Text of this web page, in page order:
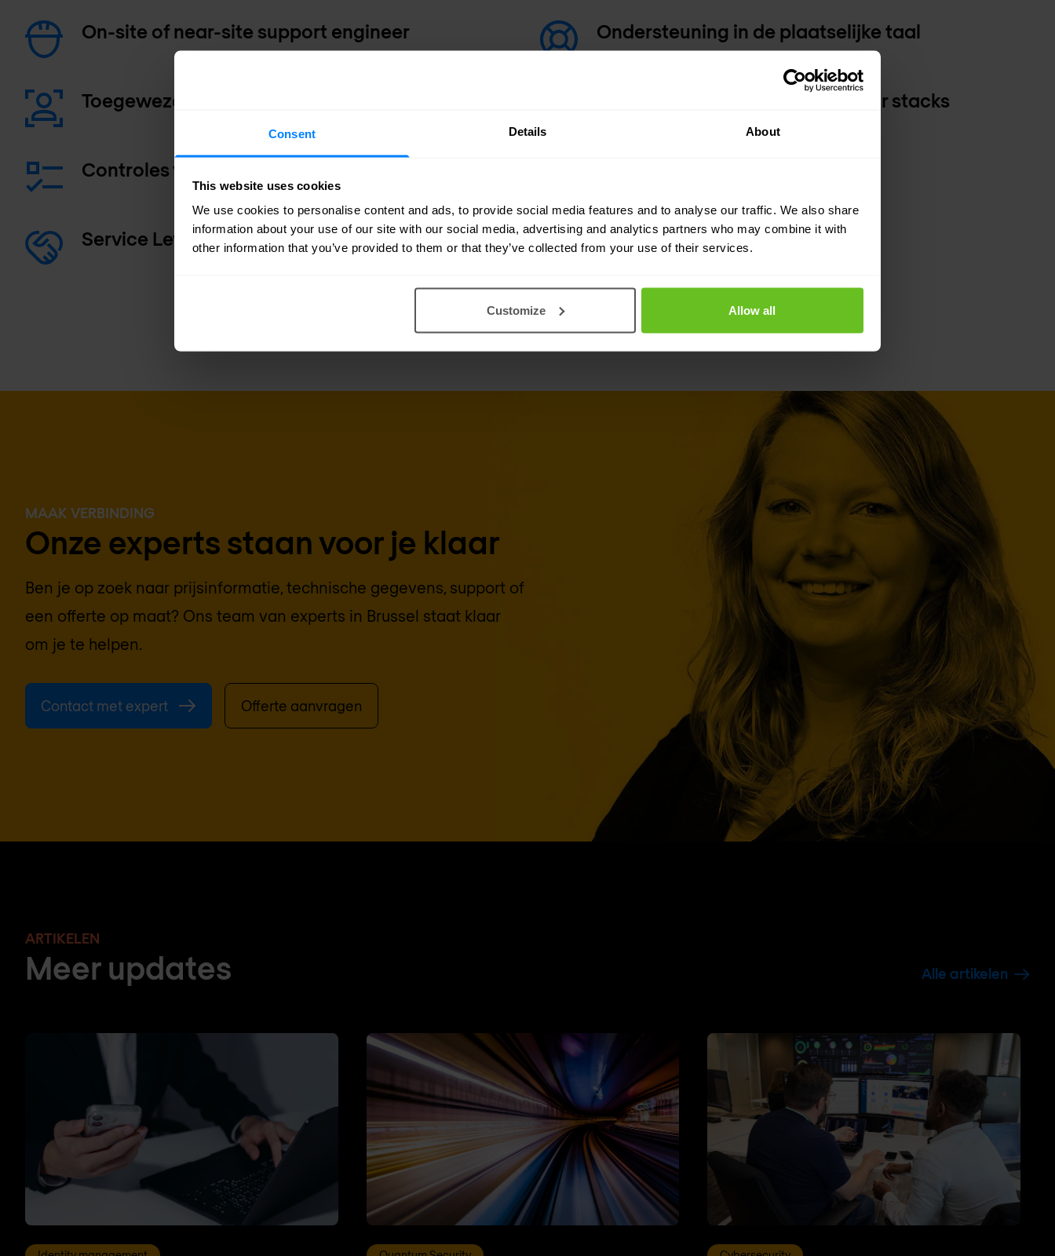
Consent Details About
This website uses cookies
We use cookies to personalise content and ads, to provide social media features and to analyse our traffic. We also share
information about your use of our site with our social media, advertising and analytics partners who may combine it with
other information that you’ve provided to them or that they’ve collected from your use of their services.
Customize Allow all
On-site of near-site support engineer Ondersteuning in de plaatselijke taal
Toegewezen contactpersoon Ondersteuning voor multi-vendor stacks
Controles van operationele status en prestaties
Service Level Agreement (SLA)
MAAK VERBINDING
Onze experts staan voor je klaar
Ben je op zoek naar prijsinformatie, technische gegevens, support of
een offerte op maat? Ons team van experts in Brussel staat klaar
om je te helpen.
Contact met expert Offerte aanvragen
ARTIKELEN
Meer updates Alle artikelen